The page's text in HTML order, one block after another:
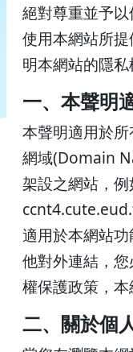
絕對尊重並予
使用本網站所
明本網站的隱私
一、本聲明
本聲明適用於
網域(Domain
架設之網站，
適用於本網站
他對外連結，
權保護政策，本
二、關於個